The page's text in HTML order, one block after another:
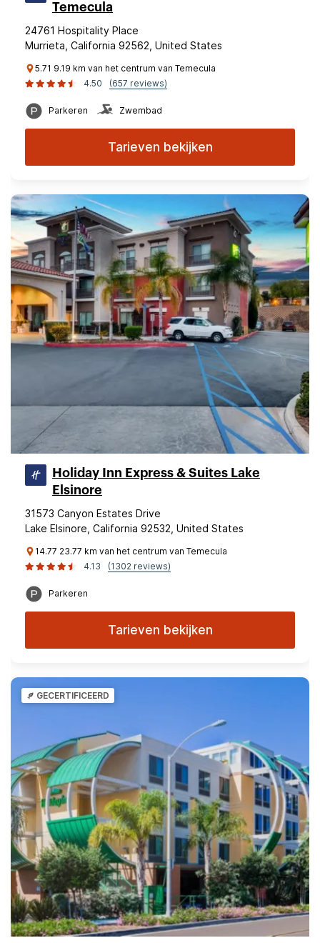
Temecula
24761 Hospitality Place
Murrieta, California 92562, United States
5.71 9.19 km van het centrum van Temecula
4.50
(657 reviews)
Parkeren Zwembad
Tarieven bekijken
Holiday Inn Express & Suites Lake
Elsinore
31573 Canyon Estates Drive
Lake Elsinore, California 92532, United States
14.77 23.77 km van het centrum van Temecula
4.13
(1302 reviews)
Parkeren
Tarieven bekijken
GECERTIFICEERD